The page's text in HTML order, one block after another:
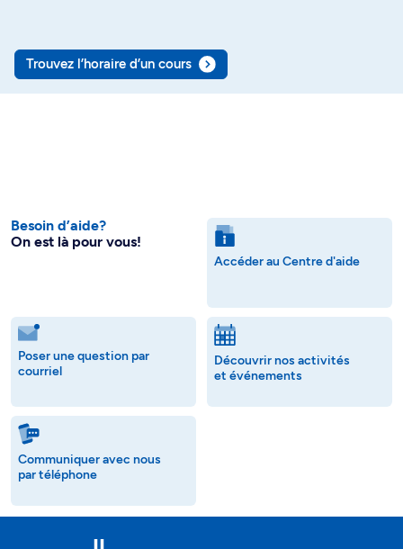
Trouvez l’horaire d’un cours
Besoin d’aide?
On est là pour vous!
Accéder au Centre d'aide
Poser une question par
courriel
Découvrir nos activités
et événements
Communiquer avec nous
par téléphone